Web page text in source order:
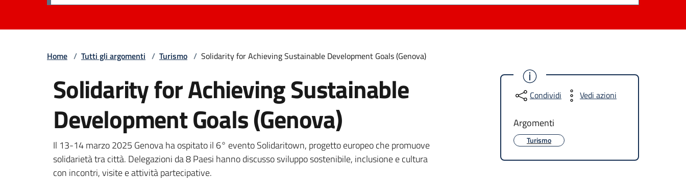
Home / Tutti gli argomenti / Turismo / Solidarity for Achieving Sustainable Development Goals (Genova)
Solidarity for Achieving Sustainable
Development Goals (Genova)
Il 13-14 marzo 2025 Genova ha ospitato il 6° evento Solidaritown, progetto europeo che promuove
solidarietà tra città. Delegazioni da 8 Paesi hanno discusso sviluppo sostenibile, inclusione e cultura
con incontri, visite e attività partecipative.
Condividi Vedi azioni
Argomenti
Turismo